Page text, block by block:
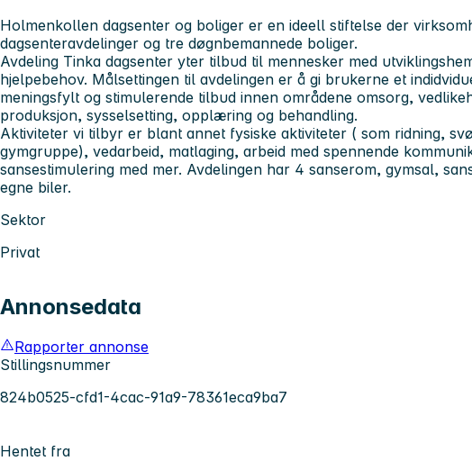
Holmenkollen dagsenter og boliger er en ideell stiftelse der
dagsenteravdelinger og tre døgnbemannede boliger.
Avdeling Tinka dagsenter yter tilbud til mennesker med
hjelpebehov. Målsettingen til avdelingen er å gi brukerne et
meningsfylt og stimulerende tilbud innen områdene omsorg,
produksjon, sysselsetting, opplæring og behandling.
Aktiviteter vi tilbyr er blant annet fysiske aktiviteter ( som ridning,
gymgruppe), vedarbeid, matlaging, arbeid med spennende
sansestimulering med mer. Avdelingen har 4 sanserom, gymsal,
egne biler.
Sektor
Privat
Annonsedata
Rapporter annonse
Stillingsnummer
824b0525-cfd1-4cac-91a9-78361eca9ba7
Hentet fra